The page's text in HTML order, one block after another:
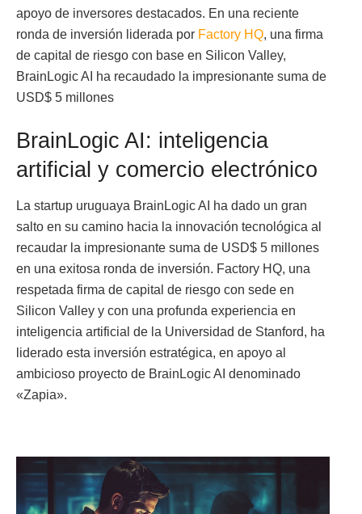
apoyo de inversores destacados. En una reciente
ronda de inversión liderada por Factory HQ, una firma
de capital de riesgo con base en Silicon Valley,
BrainLogic AI ha recaudado la impresionante suma de
USD$ 5 millones
BrainLogic AI: inteligencia
artificial y comercio electrónico
La startup uruguaya BrainLogic AI ha dado un gran
salto en su camino hacia la innovación tecnológica al
recaudar la impresionante suma de USD$ 5 millones
en una exitosa ronda de inversión. Factory HQ, una
respetada firma de capital de riesgo con sede en
Silicon Valley y con una profunda experiencia en
inteligencia artificial de la Universidad de Stanford, ha
liderado esta inversión estratégica, en apoyo al
ambicioso proyecto de BrainLogic AI denominado
«Zapia».